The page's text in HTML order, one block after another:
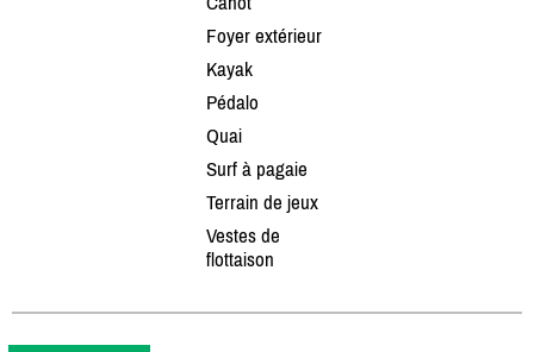
Foyer extérieur
Kayak
Pédalo
Quai
Surf à pagaie
Terrain de jeux
Vestes de
flottaison